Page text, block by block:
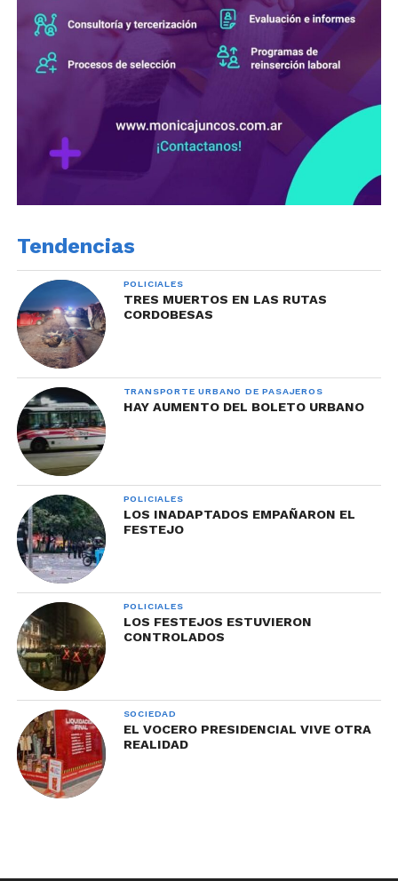
Tendencias
POLICIALES
TRES MUERTOS EN LAS RUTAS
CORDOBESAS
TRANSPORTE URBANO DE PASAJEROS
HAY AUMENTO DEL BOLETO URBANO
POLICIALES
LOS INADAPTADOS EMPAÑARON EL
FESTEJO
POLICIALES
LOS FESTEJOS ESTUVIERON
CONTROLADOS
SOCIEDAD
EL VOCERO PRESIDENCIAL VIVE OTRA
REALIDAD